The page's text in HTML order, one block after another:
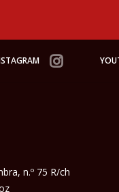
n.º 75 R/ch